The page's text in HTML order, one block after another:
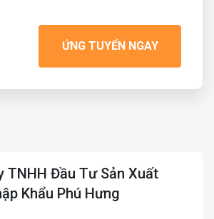
ỨNG TUYỂN NGAY
TNHH Đầu Tư Sản Xuất
Khẩu Phú Hưng